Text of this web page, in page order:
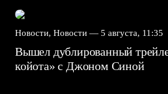
Новости, Новости — 5 августа, 11:35
Вышел дублированный
койота» с Джоном Синой